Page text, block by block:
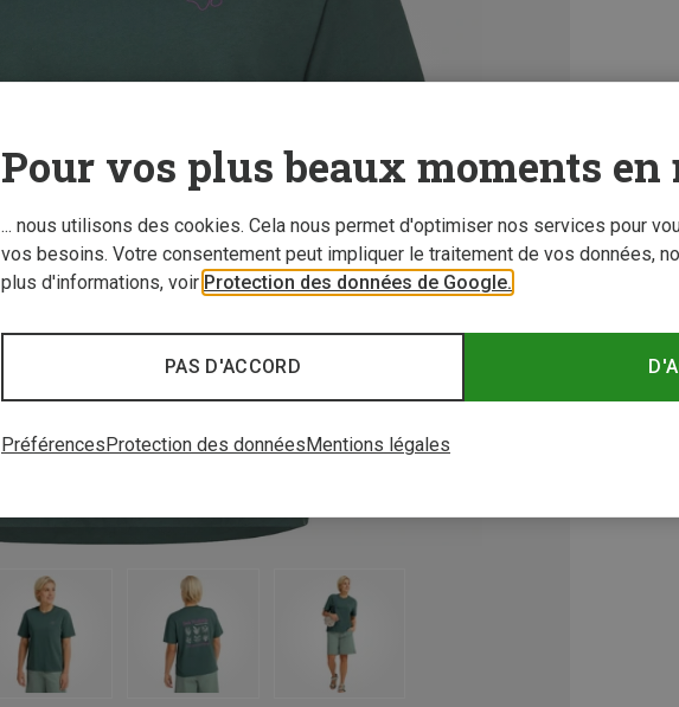
Pour vos plus beaux moments en
... nous utilisons des cookies. Cela nous permet d'optimiser nos services pour
vos besoins. Votre consentement peut impliquer le traitement de vos données,
plus d'informations, voir Protection des données de Google.
PAS D'ACCORD
PréférencesProtection des donnéesMentions légales